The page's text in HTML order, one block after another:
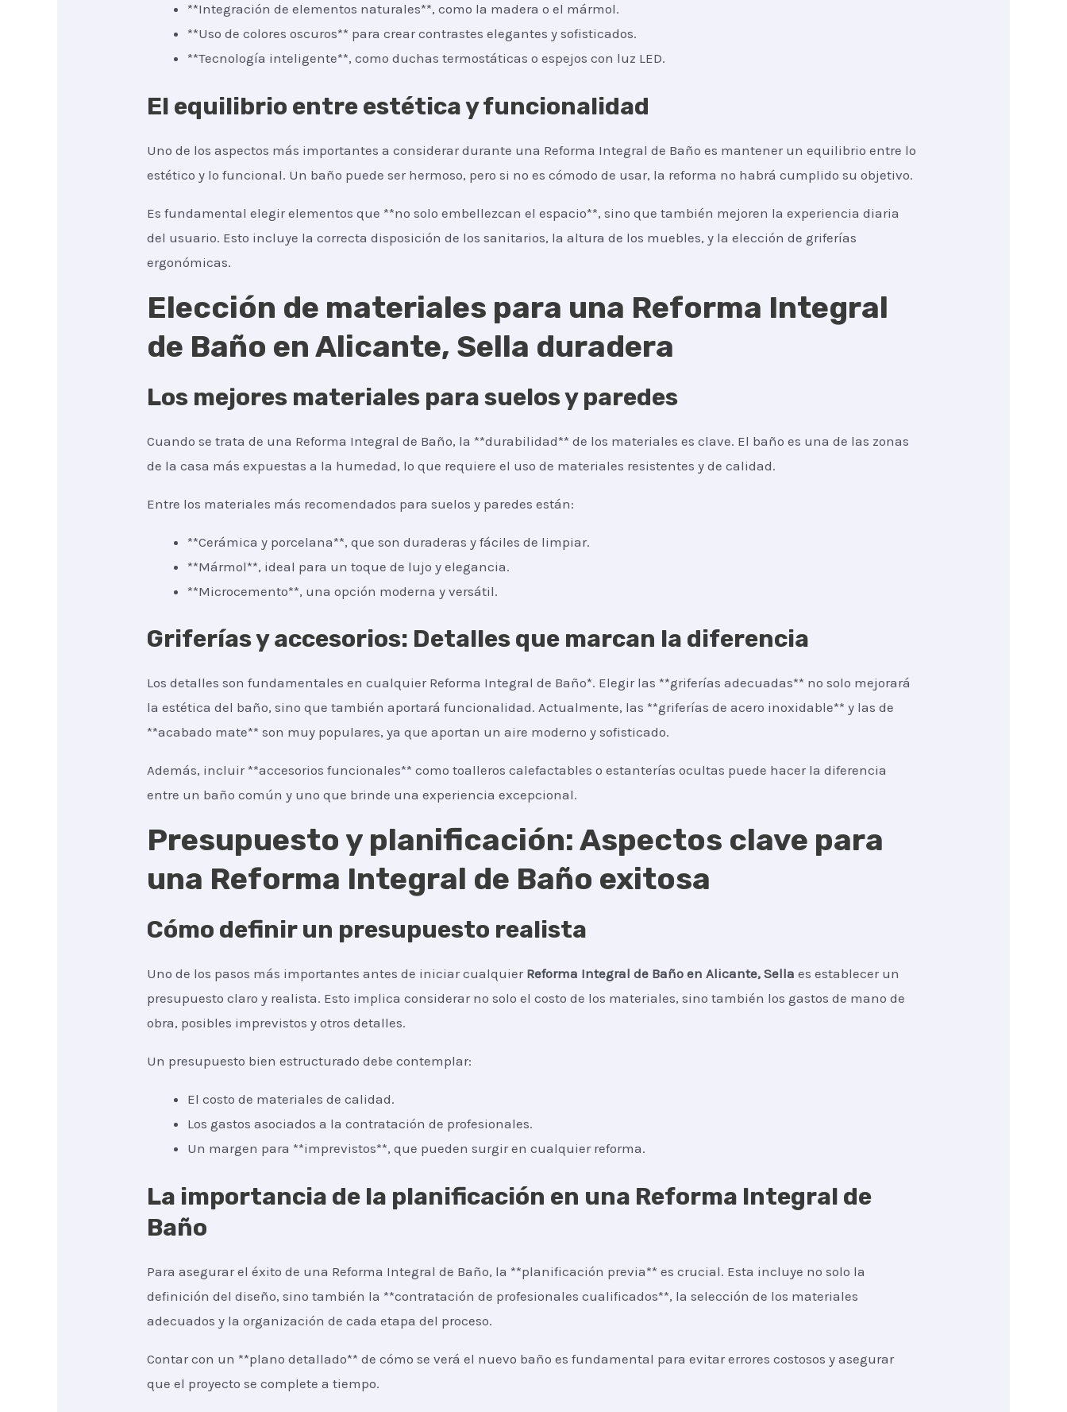
**Integración de elementos naturales**, como la madera o el mármol.
**Uso de colores oscuros** para crear contrastes elegantes y sofisticados.
**Tecnología inteligente**, como duchas termostáticas o espejos con luz LED.
El equilibrio entre estética y funcionalidad
Uno de los aspectos más importantes a considerar durante una Reforma Integral de Baño es mantener un equilibrio entre lo
estético y lo funcional. Un baño puede ser hermoso, pero si no es cómodo de usar, la reforma no habrá cumplido su objetivo.
Es fundamental elegir elementos que **no solo embellezcan el espacio**, sino que también mejoren la experiencia diaria
del usuario. Esto incluye la correcta disposición de los sanitarios, la altura de los muebles, y la elección de griferías
ergonómicas.
Elección de materiales para una Reforma Integral
de Baño en Alicante, Sella duradera
Los mejores materiales para suelos y paredes
Cuando se trata de una Reforma Integral de Baño, la **durabilidad** de los materiales es clave. El baño es una de las zonas
de la casa más expuestas a la humedad, lo que requiere el uso de materiales resistentes y de calidad.
Entre los materiales más recomendados para suelos y paredes están:
**Cerámica y porcelana**, que son duraderas y fáciles de limpiar.
**Mármol**, ideal para un toque de lujo y elegancia.
**Microcemento**, una opción moderna y versátil.
Griferías y accesorios: Detalles que marcan la diferencia
Los detalles son fundamentales en cualquier Reforma Integral de Baño*. Elegir las **griferías adecuadas** no solo mejorará
la estética del baño, sino que también aportará funcionalidad. Actualmente, las **griferías de acero inoxidable** y las de
**acabado mate** son muy populares, ya que aportan un aire moderno y sofisticado.
Además, incluir **accesorios funcionales** como toalleros calefactables o estanterías ocultas puede hacer la diferencia
entre un baño común y uno que brinde una experiencia excepcional.
Presupuesto y planificación: Aspectos clave para
una Reforma Integral de Baño exitosa
Cómo definir un presupuesto realista
Uno de los pasos más importantes antes de iniciar cualquier Reforma Integral de Baño en Alicante, Sellaes establecer un
presupuesto claro y realista. Esto implica considerar no solo el costo de los materiales, sino también los gastos de mano de
obra, posibles imprevistos y otros detalles.
Un presupuesto bien estructurado debe contemplar:
El costo de materiales de calidad.
Los gastos asociados a la contratación de profesionales.
Un margen para **imprevistos**, que pueden surgir en cualquier reforma.
La importancia de la planificación en una Reforma Integral de
Baño
Para asegurar el éxito de una Reforma Integral de Baño, la **planificación previa** es crucial. Esta incluye no solo la
definición del diseño, sino también la **contratación de profesionales cualificados**, la selección de los materiales
adecuados y la organización de cada etapa del proceso.
Contar con un **plano detallado** de cómo se verá el nuevo baño es fundamental para evitar errores costosos y asegurar
que el proyecto se complete a tiempo.